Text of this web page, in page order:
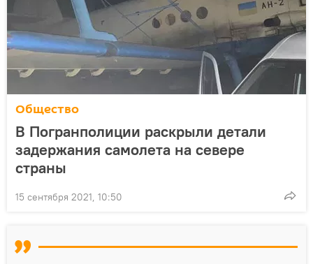
Общество
В Погранполиции раскрыли детали
задержания самолета на севере
страны
15 сентября 2021, 10:50